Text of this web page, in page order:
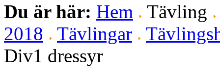
Du är här: Hem Tävling
2018
Tävlingar
Div1 dressyr